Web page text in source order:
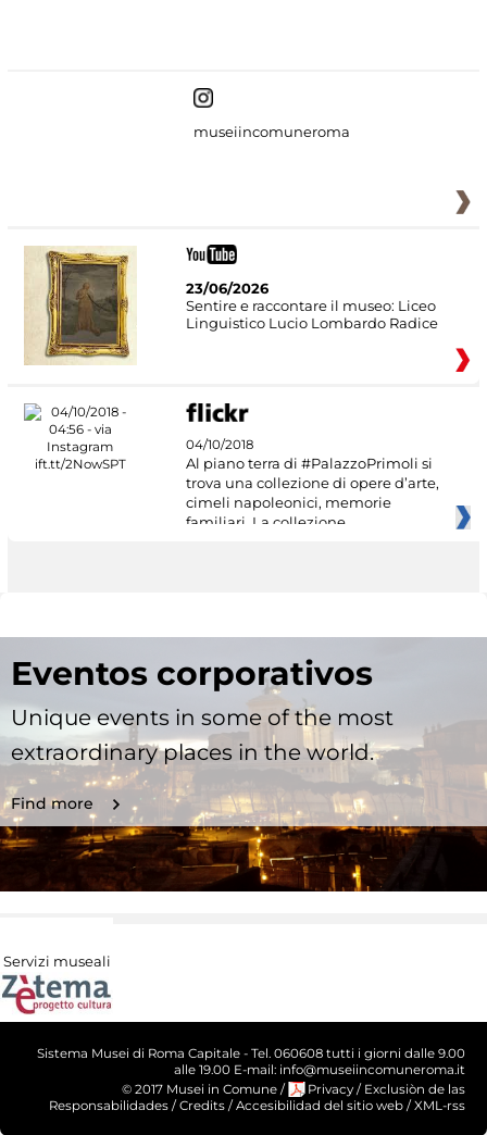
museiincomuneroma
23/06/2026
Sentire e raccontare il museo: Liceo
Linguistico Lucio Lombardo Radice
04/10/2018
Al piano terra di #PalazzoPrimoli si
trova una collezione di opere d’arte,
cimeli napoleonici, memorie
familiari. La collezione
Eventos corporativos
Unique events in some of the most
extraordinary places in the world.
Find more
Servizi museali
Sistema Musei di Roma Capitale - Tel. 060608 tutti i giorni dalle 9.00
alle 19.00 E-mail: info@museiincomuneroma.it
© 2017 Musei in Comune / Privacy / Exclusiòn de las
Responsabilidades / Credits / Accesibilidad del sitio web / XML-rss